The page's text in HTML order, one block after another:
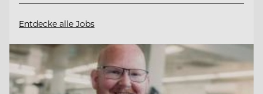
Entdecke alle Jobs